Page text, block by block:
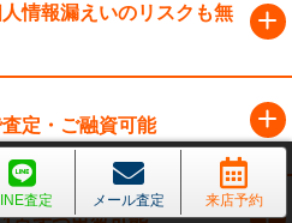
情報漏えいのリスクも無
定・ご融資可能
査定 メール査定 来店予約